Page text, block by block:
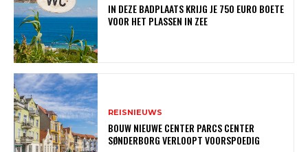
IN DEZE BADPLAATS KRIJG JE 750 EURO BOETE
VOOR HET PLASSEN IN ZEE
REISNIEUWS
BOUW NIEUWE CENTER PARCS CENTER
SØNDERBORG VERLOOPT VOORSPOEDIG